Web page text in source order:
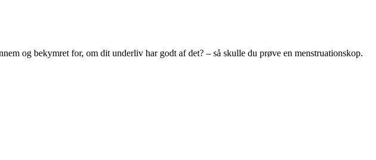
og bekymret for, om dit underliv har godt af det? – så skulle du prøve en menstruationskop.